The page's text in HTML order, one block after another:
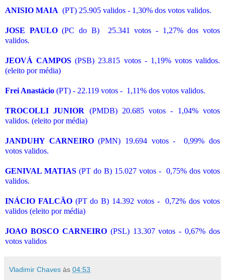
ANISIO MAIA (PT) 25.905 validos - 1,30% dos votos validos.
JOSE PAULO(PC do B) 25.341 votos - 1,27% dos votos
validos.
JEOVÁ CAMPOS (PSB) 23.815 votos - 1,19% votos validos.
(eleito por média)
Frei Anastácio (PT) - 22.119 votos - 1,11% dos votos validos.
TROCOLLI JUNIOR (PMDB) 20.685 votos - 1,04% votos
validos. (eleito por média)
JANDUHY CARNEIRO(PMN) 19.694 votos - 0,99% dos
votos validos.
GENIVAL MATIAS (PT do B) 15.027 votos - 0,75% dos votos
validos.
INÁCIO FALCÃO(PT do B) 14.392 votos - 0,72% dos votos
validos (eleito por média)
JOAO BOSCO CARNEIRO(PSL) 13.307 votos - 0,67% dos
votos validos
Vladimir Chaves às 04:53